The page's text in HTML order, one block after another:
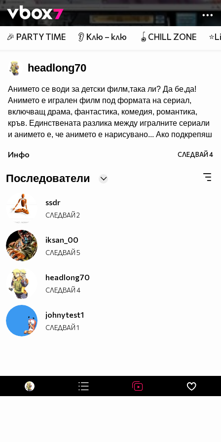
Member of
👾
🎉 PARTY TIME 👂 Клю – клю 🪀CHILL ZONE
headlong70
Анимето се води за детски филм,така ли? Да бе,да!
Анимето е игрален филм под формата на сериал,
включващ драма, фантастика, комедия, романтика,
кръв. Единствената разлика между игралните сериали
и анимето е, че анимето е нарисувано... Ако подкрепяш
Инфо СЛЕДВАЙ4
Последователи
ssdr
СЛЕДВАЙ2
iksan_00
СЛЕДВАЙ5
headlong70
СЛЕДВАЙ4
johnytest1
СЛЕДВАЙ1